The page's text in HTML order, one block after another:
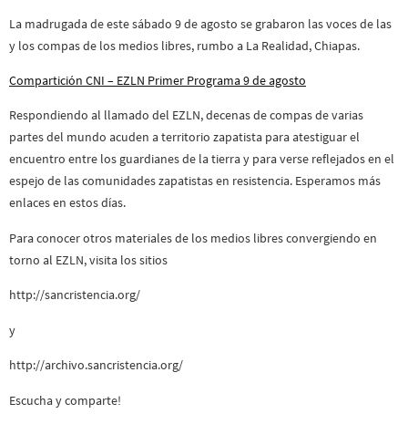
La madrugada de este sábado 9 de agosto se grabaron las voces de las
y los compas de los medios libres, rumbo a La Realidad, Chiapas.
Compartición CNI – EZLN Primer Programa 9 de agosto
Respondiendo al llamado del EZLN, decenas de compas de varias
partes del mundo acuden a territorio zapatista para atestiguar el
encuentro entre los guardianes de la tierra y para verse reflejados en el
espejo de las comunidades zapatistas en resistencia. Esperamos más
enlaces en estos días.
Para conocer otros materiales de los medios libres convergiendo en
torno al EZLN, visita los sitios
http://sancristencia.org/
y
http://archivo.sancristencia.org/
Escucha y comparte!